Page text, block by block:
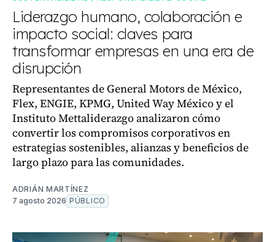
Liderazgo humano, colaboración e
impacto social: claves para
transformar empresas en una era de
disrupción
Representantes de General Motors de México,
Flex, ENGIE, KPMG, United Way México y el
Instituto Mettaliderazgo analizaron cómo
convertir los compromisos corporativos en
estrategias sostenibles, alianzas y beneficios de
largo plazo para las comunidades.
ADRIÁN MARTÍNEZ
7 agosto 2026 PÚBLICO